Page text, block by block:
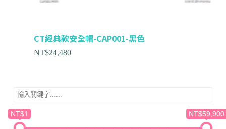
NT$1 NT$59,900
CT經典款安全帽-CAP001-黑色
NT$24,480